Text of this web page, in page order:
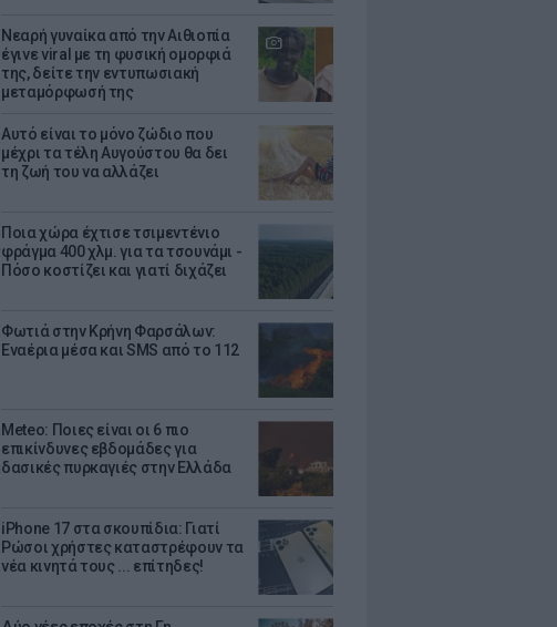
Νεαρή γυναίκα από την Αιθιοπία
έγινε viral με τη φυσική ομορφιά
της, δείτε την εντυπωσιακή
μεταμόρφωσή της
Αυτό είναι το μόνο ζώδιο που
μέχρι τα τέλη Αυγούστου θα δει
τη ζωή του να αλλάζει
Ποια χώρα έχτισε τσιμεντένιο
φράγμα 400 χλμ. για τα τσουνάμι -
Πόσο κοστίζει και γιατί διχάζει
Φωτιά στην Κρήνη Φαρσάλων:
Εναέρια μέσα και SMS από το 112
Meteo: Ποιες είναι οι 6 πιο
επικίνδυνες εβδομάδες για
δασικές πυρκαγιές στην Ελλάδα
iPhone 17 στα σκουπίδια: Γιατί
Ρώσοι χρήστες καταστρέφουν τα
νέα κινητά τους ... επίτηδες!